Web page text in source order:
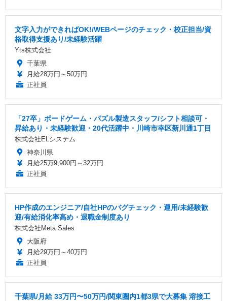
文字入力ができればOK!/WEBページのチェック・校正担当/資
格取得支援あり/未経験活躍
Yts株式会社
千葉県
月給28万円～50万円
正社員
「27卒」ボードゲーム・パズル製造スタッフ/シフト相談可・
昇給あり・未経験歓迎・20代活躍中・川崎市幸区新川通1丁目
株式会社ELシステム
神奈川県
月給25万9,900円～32万円
正社員
HP作成のエンジニア/自社HPのバグチェック・運用/未経験歓
迎/有給消化率高め・退職金制度あり
株式会社Meta Sales
大阪府
月給29万円～40万円
正社員
千葉県/月給 33万円〜50万円/関東圏内1都3県で大募集 溶接工